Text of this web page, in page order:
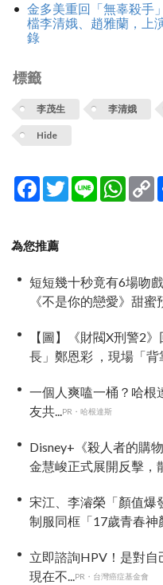
金多美重回「無辜殺手
檔李清娥、趙雅蘭，上
錄
標籤
李茂生 李清娥
Hide
Facebook
TwitterLine
為您推薦
短短幾十秒竟有6場吻
《不是你的戀愛》甜
【圖】《財閥X刑警2
長」鄭恩彩 ，現場「
一個人爽嗑一桶？哈根
友共...
PR・哈根達斯
Disney+《殺人者的購
金慧峻正式展開反擊，
宋江、李濬榮「顏值爆
制服同框「17歲青春神
立即諮詢HPV！是對
現在不...
PR・台灣癌症基金會